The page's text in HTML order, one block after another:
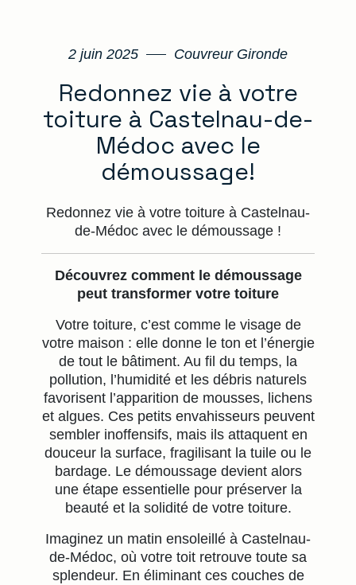
2 juin 2025 Couvreur Gironde
Redonnez vie à votre
toiture à Castelnau-de-
Médoc avec le
démoussage!
Redonnez vie à votre toiture à Castelnau-
de-Médoc avec le démoussage !
Découvrez comment le démoussage
peut transformer votre toiture
Votre toiture, c’est comme le visage de
votre maison : elle donne le ton et l’énergie
de tout le bâtiment. Au fil du temps, la
pollution, l’humidité et les débris naturels
favorisent l’apparition de mousses, lichens
et algues. Ces petits envahisseurs peuvent
sembler inoffensifs, mais ils attaquent en
douceur la surface, fragilisant la tuile ou le
bardage. Le démoussage devient alors
une étape essentielle pour préserver la
beauté et la solidité de votre toiture.
Imaginez un matin ensoleillé à Castelnau-
de-Médoc, où votre toit retrouve toute sa
splendeur. En éliminant ces couches de